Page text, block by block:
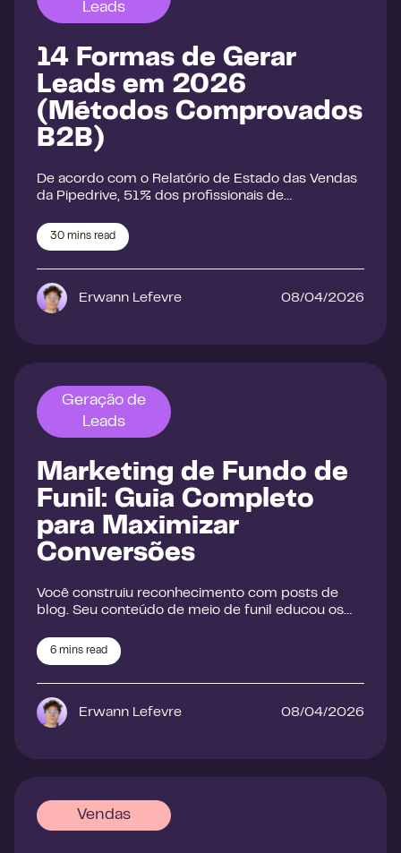
Leads
14 Formas de Gerar
Leads em 2026
(Métodos Comprovados
B2B)
De acordo com o Relatório de Estado das Vendas
da Pipedrive, 51% dos profissionais de…
30 mins read
Erwann Lefevre 08/04/2026
Geração de
Leads
Marketing de Fundo de
Funil: Guia Completo
para Maximizar
Conversões
Você construiu reconhecimento com posts de
blog. Seu conteúdo de meio de funil educou os…
6 mins read
Erwann Lefevre 08/04/2026
Vendas